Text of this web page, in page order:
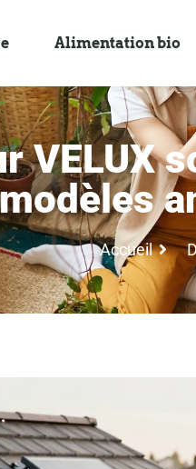
Alimentation bio
VELUX
modèles
Accueil